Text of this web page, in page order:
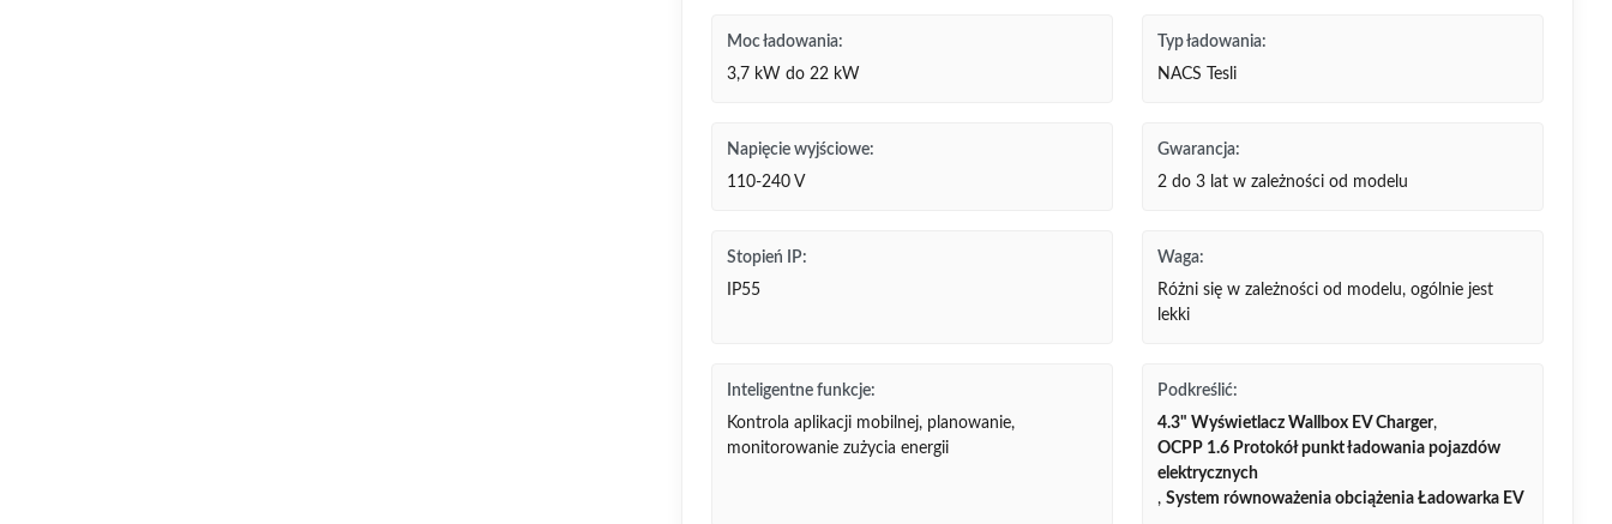
Moc ładowania:
3,7 kW do 22 kW
Typ ładowania:
NACS Tesli
Napięcie wyjściowe:
110-240 V
Gwarancja:
2 do 3 lat w zależności od modelu
Stopień IP:
IP55
Waga:
Różni się w zależności od modelu, ogólnie jest
lekki
Inteligentne funkcje:
Kontrola aplikacji mobilnej, planowanie,
monitorowanie zużycia energii
Podkreślić:
4.3" Wyświetlacz Wallbox EV Charger,
OCPP 1.6 Protokół punkt ładowania pojazdów
elektrycznych
, System równoważenia obciążenia Ładowarka EV